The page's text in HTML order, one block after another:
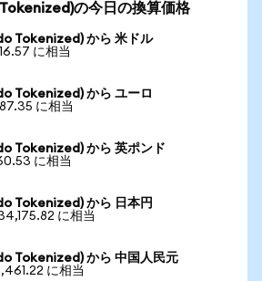
の今日の換算価格
Tokenized) から 米ドル
に相当
Tokenized) から ユーロ
に相当
Tokenized) から 英ポンド
に相当
Tokenized) から 日本円
に相当
Tokenized) から 中国人民元
に相当